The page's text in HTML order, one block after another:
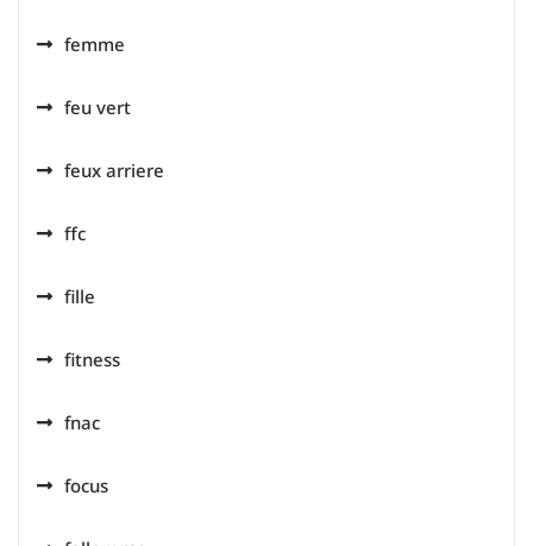
femme
feu vert
feux arriere
ffc
fille
fitness
fnac
focus